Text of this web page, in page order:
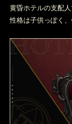
黄昏ホテルの支配人
性格は子供っぽく、